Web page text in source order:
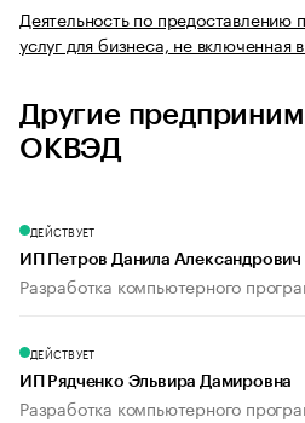
Деятельность по предоставлению
услуг для бизнеса, не включенная
Другие
ОКВЭД
ДЕЙСТВУЕТ
ИП Петров Данила Александрович
Разработка компьютерного
ДЕЙСТВУЕТ
ИП Рядченко Эльвира Дамировна
Разработка компьютерного